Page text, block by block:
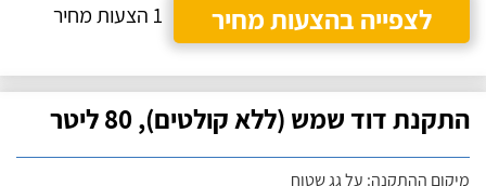
לצפייה בהצעות מחיר
1 הצעות מחיר
התקנת דוד שמש (ללא קולטים), 80 ליטר
מיקום ההתקנה: על גג שטוח